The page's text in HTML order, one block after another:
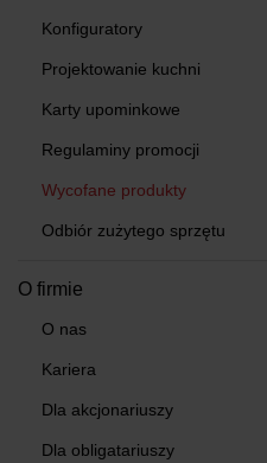
Konfiguratory
Projektowanie kuchni
Karty upominkowe
Regulaminy promocji
Wycofane produkty
Odbiór zużytego sprzętu
O firmie
O nas
Kariera
Dla akcjonariuszy
Dla obligatariuszy